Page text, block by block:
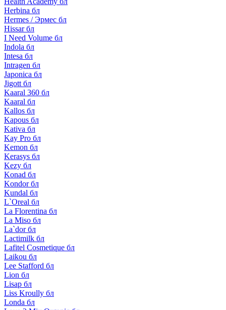
Herbina бл
Hermes / Эрмес бл
Hissar бл
I Need Volume бл
Indola бл
Intesa бл
Intragen бл
Japonica бл
Jigott бл
Kaaral 360 бл
Kaaral бл
Kallos бл
Kapous бл
Kativa бл
Kay Pro бл
Kemon бл
Kerasys бл
Kezy бл
Konad бл
Kondor бл
Kundal бл
L`Oreal бл
La Florentina бл
La Miso бл
La`dor бл
Lactimilk бл
Lafitel Cosmetique бл
Laikou бл
Lee Stafford бл
Lion бл
Lisap бл
Liss Kroully бл
Londa бл